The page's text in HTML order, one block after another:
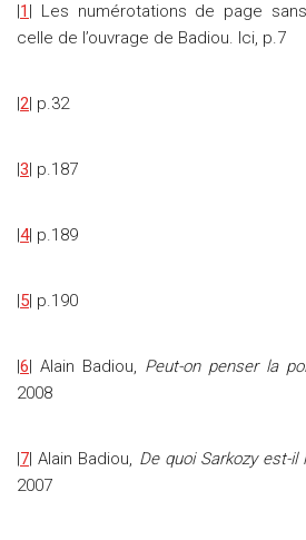
|1 | Les numérotations de page
celle de l’ouvrage de Badiou. Ici, p.7
|2| p.32
|3| p.187
|4| p.189
|5| p.190
|6| Alain Badiou, Peut-on penser la
2008
|7| Alain Badiou, De quoi Sarkozy est-il
2007